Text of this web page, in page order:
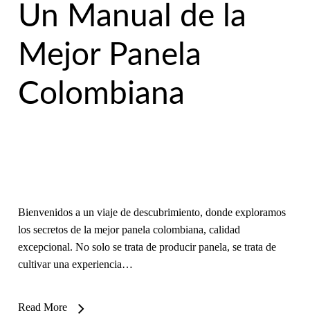
Un Manual de la
Mejor Panela
Colombiana
Bienvenidos a un viaje de descubrimiento, donde exploramos
los secretos de la mejor panela colombiana, calidad
excepcional. No solo se trata de producir panela, se trata de
cultivar una experiencia…
Read More